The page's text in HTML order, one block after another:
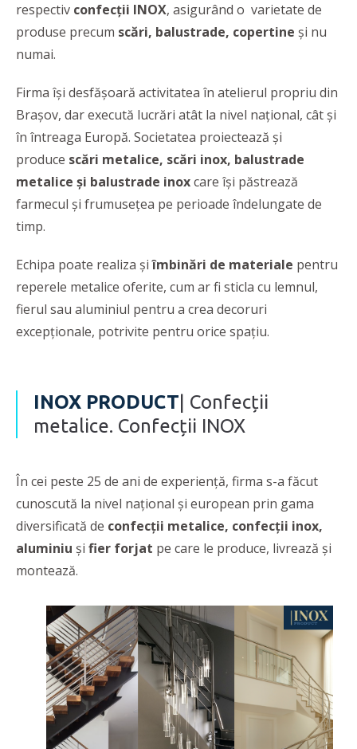
respectiv confecții INOX, asigurând o varietate de
produse precum scări, balustrade, copertine și nu
numai.
Firma își desfășoară activitatea în atelierul propriu din
Brașov, dar execută lucrări atât la nivel național, cât și
în întreaga Europă. Societatea proiectează și
produce scări metalice, scări inox, balustrade
metalice şi balustrade inoxcare își păstrează
farmecul și frumusețea pe perioade îndelungate de
timp.
Echipa poate realiza şiîmbinări de materiale pentru
reperele metalice oferite, cum ar fi sticla cu lemnul,
fierul sau aluminiul pentru a crea decoruri
excepționale, potrivite pentru orice spațiu.
INOX PRODUCT | Confecții
metalice. Confecții INOX
În cei peste 25 de ani de experiență, firma s-a făcut
cunoscută la nivel național și european prin gama
diversificată de confecții metalice, confecții inox,
aluminiu și fier forjat pe care le produce, livrează și
montează.